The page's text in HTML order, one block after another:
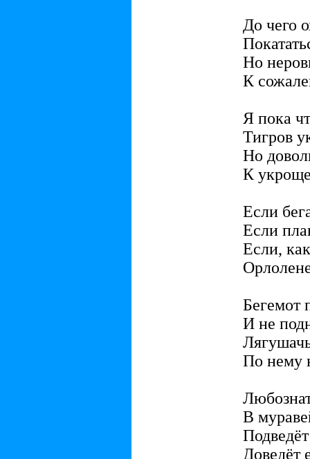
До чего
Но
К
Я пока
Тигров
Но
К
Если
Если
Если,
Бегемот
И не
По нему
В
Доведёт